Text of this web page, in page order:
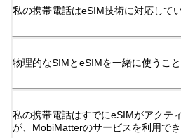
私の携帯電話はeSIM技術に対応して
物理的なSIMとeSIMを一緒に使うこ
私の携帯電話はすでにeSIMがアクテ
が、MobiMatterのサービスを利用で